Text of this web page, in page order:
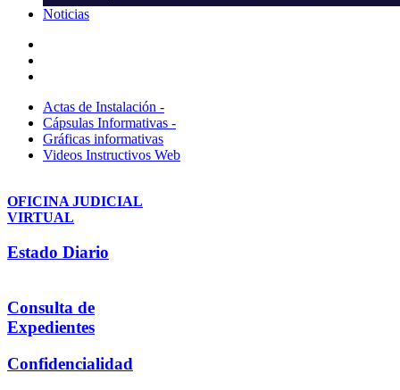
Noticias
Actas de Instalación -
Cápsulas Informativas -
Gráficas informativas
Videos Instructivos Web
OFICINA JUDICIAL
VIRTUAL
Estado Diario
Consulta de
Expedientes
Confidencialidad